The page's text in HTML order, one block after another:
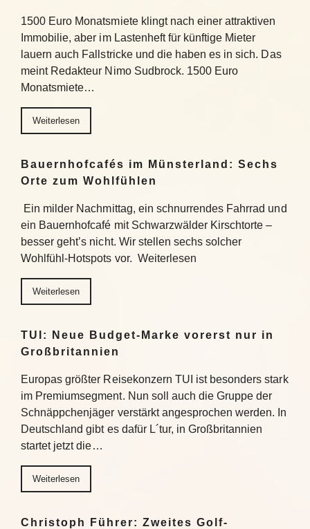
1500 Euro Monatsmiete klingt nach einer attraktiven
Immobilie, aber im Lastenheft für künftige Mieter
lauern auch Fallstricke und die haben es in sich. Das
meint Redakteur Nimo Sudbrock. 1500 Euro
Monatsmiete…
Weiterlesen
Bauernhofcafés im Münsterland: Sechs
Orte zum Wohlfühlen
Ein milder Nachmittag, ein schnurrendes Fahrrad und
ein Bauernhofcafé mit Schwarzwälder Kirschtorte –
besser geht’s nicht. Wir stellen sechs solcher
Wohlfühl-Hotspots vor. Weiterlesen
Weiterlesen
TUI: Neue Budget-Marke vorerst nur in
Großbritannien
Europas größter Reisekonzern TUI ist besonders stark
im Premiumsegment. Nun soll auch die Gruppe der
Schnäppchenjäger verstärkt angesprochen werden. In
Deutschland gibt es dafür L´tur, in Großbritannien
startet jetzt die…
Weiterlesen
Christoph Führer: Zweites Golf-